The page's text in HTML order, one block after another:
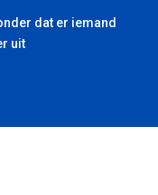
dat er iemand
uit